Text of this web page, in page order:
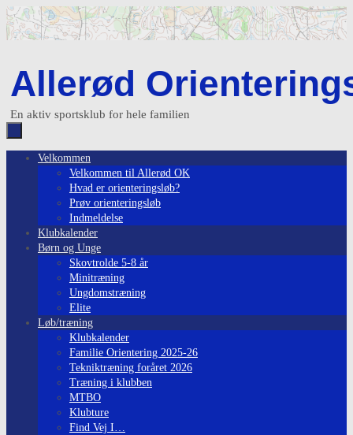
Skip
to
content
Allerød
En aktiv sportsklub for hele familien
Skip
Velkommen
Velkommen til Allerød OK
Hvad er orienteringsløb?
Prøv orienteringsløb
Indmeldelse
Klubkalender
Børn og Unge
Skovtrolde 5-8 år
Minitræning
Ungdomstræning
Elite
Løb/træning
Klubkalender
Familie Orientering 2025-26
Tekniktræning foråret 2026
Træning i klubben
MTBO
Klubture
Find Vej I…